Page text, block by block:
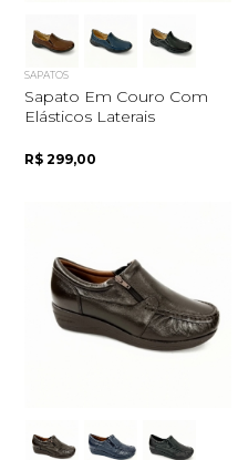
SAPATOS
Sapato Em Couro Com
Elásticos Laterais
R$ 299,00